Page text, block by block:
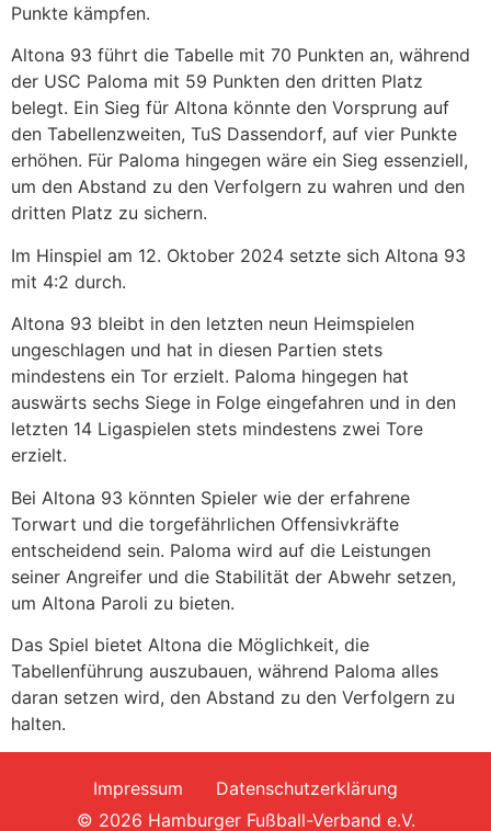
Punkte kämpfen.​
Altona 93 führt die Tabelle mit 70 Punkten an, während
der USC Paloma mit 59 Punkten den dritten Platz
belegt. Ein Sieg für Altona könnte den Vorsprung auf
den Tabellenzweiten, TuS Dassendorf, auf vier Punkte
erhöhen. Für Paloma hingegen wäre ein Sieg essenziell,
um den Abstand zu den Verfolgern zu wahren und den
dritten Platz zu sichern.
Im Hinspiel am 12. Oktober 2024 setzte sich Altona 93
mit 4:2 durch.
Altona 93 bleibt in den letzten neun Heimspielen
ungeschlagen und hat in diesen Partien stets
mindestens ein Tor erzielt. Paloma hingegen hat
auswärts sechs Siege in Folge eingefahren und in den
letzten 14 Ligaspielen stets mindestens zwei Tore
erzielt.
Bei Altona 93 könnten Spieler wie der erfahrene
Torwart und die torgefährlichen Offensivkräfte
entscheidend sein. Paloma wird auf die Leistungen
seiner Angreifer und die Stabilität der Abwehr setzen,
um Altona Paroli zu bieten.​
Das Spiel bietet Altona die Möglichkeit, die
Tabellenführung auszubauen, während Paloma alles
daran setzen wird, den Abstand zu den Verfolgern zu
halten.
Impressum
Datenschutzerklärung
© 2026 Hamburger Fußball-Verband e.V.